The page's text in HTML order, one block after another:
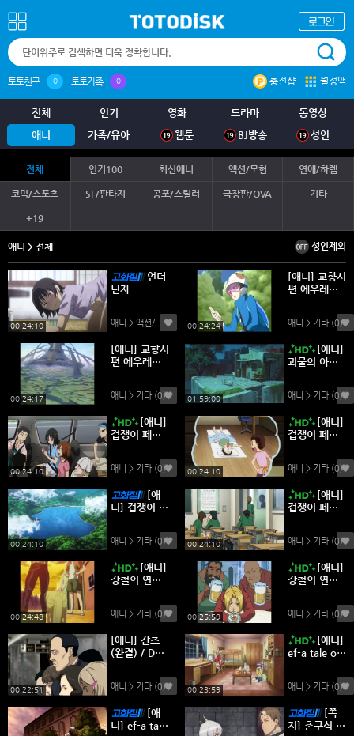
토토친구 0 토토가족 0 충전샵 월정액
전체 인기 영화 드라마
동영상
애니
가족/유아 웹툰 BJ방송 성인
전체 인기100 최신애니 액션/모험 연애/하렘
코믹/스포츠 SF/판타지 공포/스릴러 극장판/OVA 기타
+19
애니 > 전체 성인제외
00:24:10
언더
닌자
애니 > 액션/모험 00:24:24
[애니] 교향시
편 에우레카
회) / H264
고화질 소장
애니 > 기타 (0)
00:24:17
[애니] 교향시
편 에우레카
H264 고화질
소장용
애니 > 기타 (0) 01:59:00
[애니]
괴물의 아이
4 고화질 소
장용
애니 > 기타 (0)
00:24:10
[애니]
겁쟁이 페달
720P 고화질
소장용
애니 > 기타 (0) 00:24:10
[애니]
겁쟁이 페달
720P 고화질
소장용
애니 > 기타 (0)
00:24:10
[애
니] 겁쟁이 페
/ 720P 고화
질 소장용
애니 > 기타 (0) 00:24:10
[애니]
겁쟁이 페달
720P 고화질
소장용
애니 > 기타 (0)
00:24:48
[애니]
강철의 연금
널 (26회-마
지막회) / H2
장용
애니 > 기타 (0) 00:25:59
[애니]
강철의 연금
회) / H264
용
애니 > 기타 (0)
00:22:51
[애니] 간츠
(완결) / DVD
애니 > 기타 (0) 00:23:59
[애니]
ef-a tale of
(완결) / 720
P 고화질 소
애니 > 기타 (0)
[애
니] ef-a tale
[쪽
지] 촌구석 아